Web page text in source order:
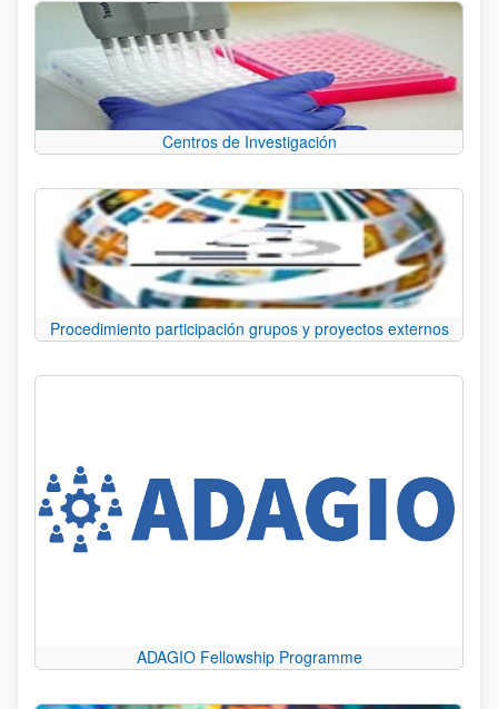
Centros de Investigación
Procedimiento participación grupos y proyectos externos
ADAGIO Fellowship Programme